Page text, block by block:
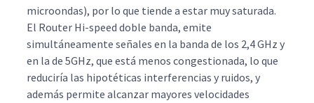
microondas), por lo que tiende a estar muy saturada.
El Router Hi-speed doble banda, emite
simultáneamente señales en la banda de los 2,4 GHz y
en la de 5GHz, que está menos congestionada, lo que
reduciría las hipotéticas interferencias y ruidos, y
además permite alcanzar mayores velocidades